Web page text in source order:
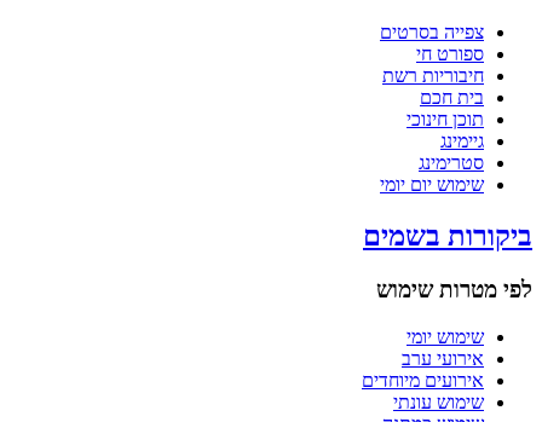
צפייה בסרטים
ספורט חי
חיבוריות רשת
בית חכם
תוכן חינוכי
גיימינג
סטרימינג
שימוש יום יומי
ביקורות בשמים
לפי מטרות שימוש
שימוש יומי
אירועי ערב
אירועים מיוחדים
שימוש עונתי